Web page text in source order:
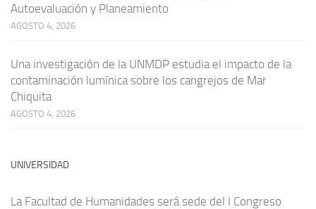
Autoevaluación y Planeamiento
AGOSTO 4, 2026
Una investigación de la UNMDP estudia el impacto de la
contaminación lumínica sobre los cangrejos de Mar
Chiquita
AGOSTO 4, 2026
UNIVERSIDAD
La Facultad de Humanidades será sede del I Congreso